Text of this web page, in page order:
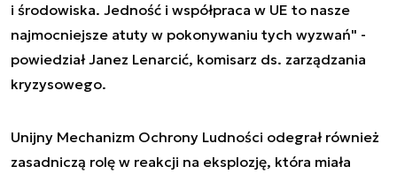
i środowiska. Jedność i współpraca w UE to nasze
najmocniejsze atuty w pokonywaniu tych wyzwań" -
powiedział Janez Lenarcić, komisarz ds. zarządzania
kryzysowego.
Unijny Mechanizm Ochrony Ludności odegrał również
zasadniczą rolę w reakcji na eksplozję, która miała